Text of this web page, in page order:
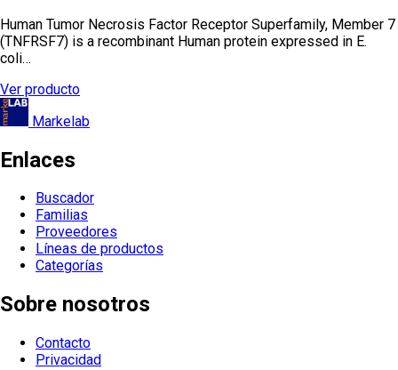
Human Tumor Necrosis Factor Receptor Superfamily, Member 7
(TNFRSF7) is a recombinant Human protein expressed in E.
coli…
Ver producto
Markelab
Enlaces
Buscador
Familias
Proveedores
Líneas de productos
Categorías
Sobre nosotros
Contacto
Privacidad